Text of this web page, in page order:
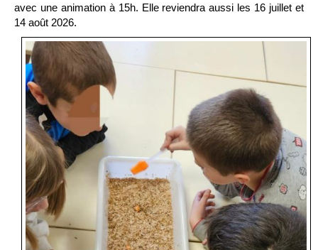
avec une animation à 15h. Elle reviendra aussi les 16 juillet et
14 août 2026.